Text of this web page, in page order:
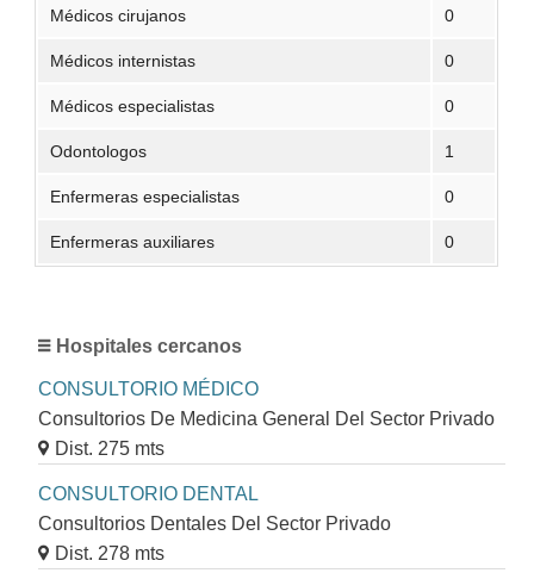
Médicos cirujanos 0
Médicos internistas 0
Médicos especialistas 0
Odontologos 1
Enfermeras especialistas 0
Enfermeras auxiliares 0
Hospitales cercanos
CONSULTORIO MÉDICO
Consultorios De Medicina General Del Sector Privado
Dist. 275 mts
CONSULTORIO DENTAL
Consultorios Dentales Del Sector Privado
Dist. 278 mts